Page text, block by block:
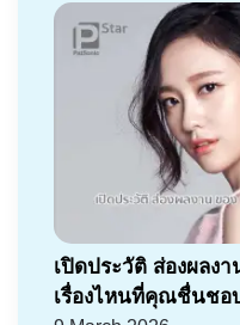
เปิดประวัติ ส่องผลง
เรื่องไหนที่คุณชื่นชอ